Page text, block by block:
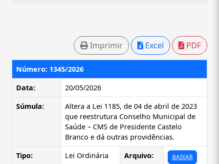
Imprimir Excel PDF
Número: 1345/2026
Data:
20/05/2026
Súmula:
Altera a Lei 1185, de 04 de abril de 2023
que reestrutura Conselho Municipal de
Saúde – CMS de Presidente Castelo
Branco e dá outras providências.
Tipo:
Lei Ordinária Arquivo: BAIXAR